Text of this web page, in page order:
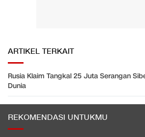
ARTIKEL TERKAIT
Rusia Klaim Tangkal 25 Juta Serangan
Dunia
REKOMENDASI UNTUKMU